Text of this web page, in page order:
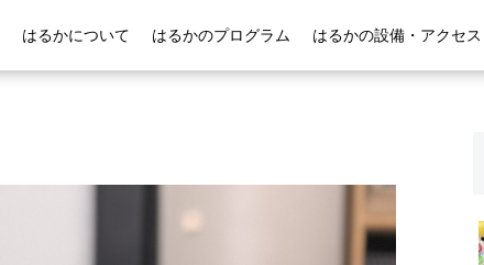
はるかについて はるかのプログラム はるかの設備・アクセス